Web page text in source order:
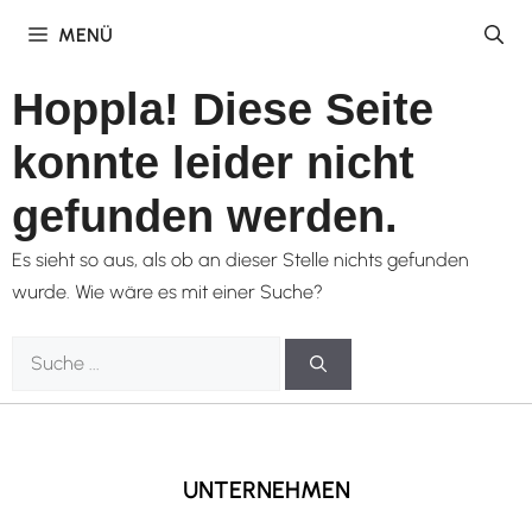
Inhalt
MENÜ
Hoppla! Diese Seite
konnte leider nicht
gefunden werden.
Es sieht so aus, als ob an dieser Stelle nichts gefunden
wurde. Wie wäre es mit einer Suche?
Suche
UNTERNEHMEN